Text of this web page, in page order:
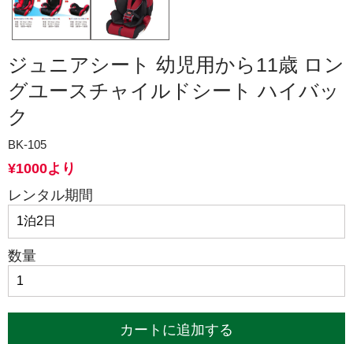
ジュニアシート 幼児用から11歳 ロン
グユースチャイルドシート ハイバッ
ク
BK-105
¥1000より
レンタル期間
数量
カートに追加する